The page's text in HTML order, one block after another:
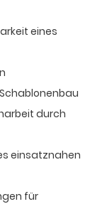
eines
durch
einsatznahen
für